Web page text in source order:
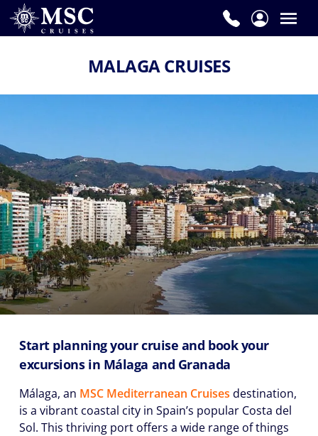
MALAGA CRUISES
Start planning your cruise and book your
excursions in Málaga and Granada
Málaga, an MSC Mediterranean Cruises destination,
is a vibrant coastal city in Spain’s popular Costa del
Sol. This thriving port offers a wide range of things